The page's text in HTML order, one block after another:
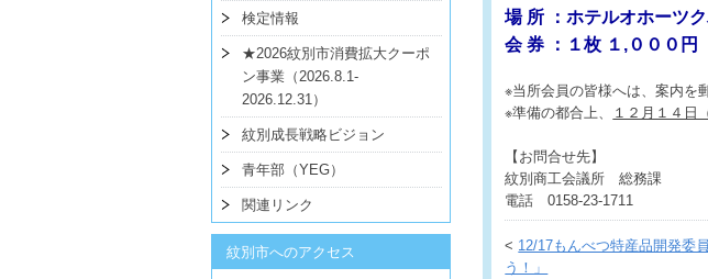
検定情報
★2026紋別市消費拡大クーポ
ン事業（2026.8.1-
2026.12.31）
紋別成長戦略ビジョン
青年部（YEG）
関連リンク
紋別市へのアクセス
場 所 ：ホテルオホーツ
会 券 ：１枚 １ ,０００円
※当所会員の皆様へは、案内を
※準備の都合上、
１２月１４日
【お問合せ先】
紋別商工会議所 総務課
電話 0158-23-1711
< 12/17もんべつ特産品開発委
う！」